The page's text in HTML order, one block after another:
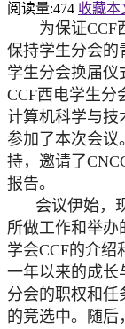
阅读量:474 收藏本
为保证CCF
保持学生分会的
学生分会换届仪
CCF西电学生分
计算机科学与技
参加了本次会议。
持，邀请了C
报告。
会议伊始，
所做工作和举办
学会CCF的介绍
一年以来的成长
分会的职权和任
的竞选中。随后